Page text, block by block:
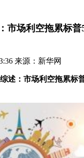
市场利空拖累标普
来源：新华网
综述：市场利空拖累标